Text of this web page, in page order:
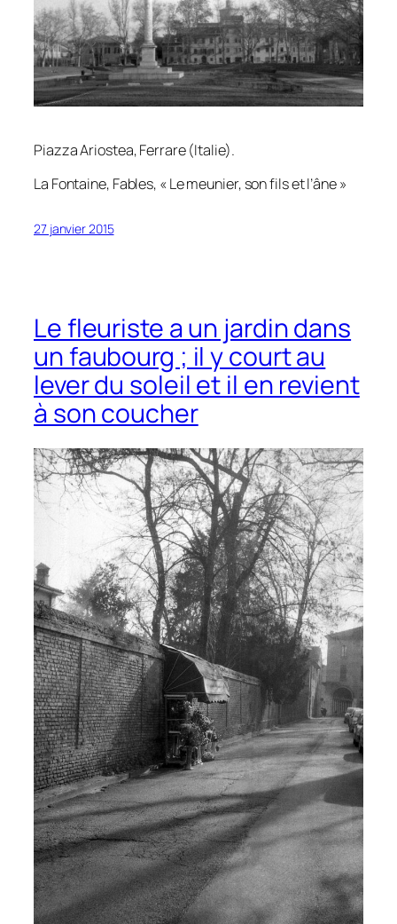
Piazza Ariostea, Ferrare (Italie).
La Fontaine, Fables, « Le meunier, son fils et l’âne »
27 janvier 2015
Le fleuriste a un jardin dans
un faubourg ; il y court au
lever du soleil et il en revient
à son coucher